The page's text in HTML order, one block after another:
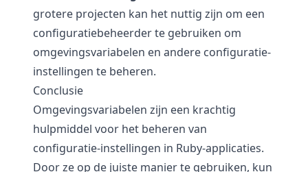
grotere projecten kan het nuttig zijn om een
configuratiebeheerder te gebruiken om
omgevingsvariabelen en andere configuratie-
instellingen te beheren.
Conclusie
Omgevingsvariabelen zijn een krachtig
hulpmiddel voor het beheren van
configuratie-instellingen in Ruby-applicaties.
Door ze op de juiste manier te gebruiken, kun